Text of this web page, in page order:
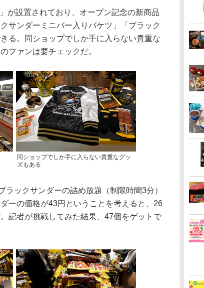
が設置されており、オープン記念の新商品
サンダーミニバー入りバケツ」「ブラック
る。同ショップでしか手に入らない貴重な
ファンは要チェックだ。
同ショップでしか手に入らない貴重なグッ
ズもある
ックサンダーの詰め放題（制限時間3分）
ーの価格が43円ということを考えると、26
記者が挑戦してみた結果、47個をゲットで